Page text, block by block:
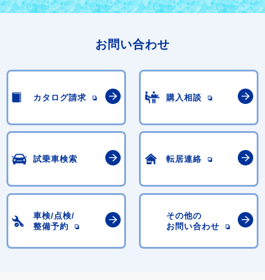
お問い合わせ
カタログ請求 購入相談
試乗車検索 転居連絡
車検/点検/
整備予約
その他の
お問い合わせ